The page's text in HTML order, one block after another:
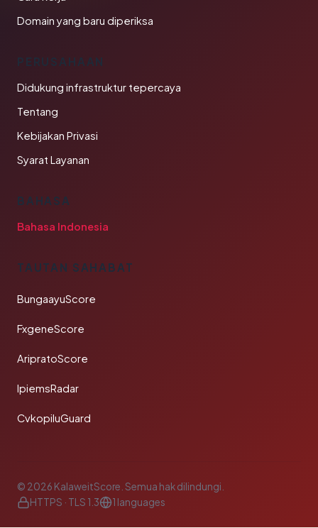
Domain yang baru diperiksa
PERUSAHAAN
Didukung infrastruktur tepercaya
Tentang
Kebijakan Privasi
Syarat Layanan
BAHASA
Bahasa Indonesia
TAUTAN SAHABAT
BungaayuScore
FxgeneScore
AripratoScore
IpiemsRadar
CvkopiluGuard
© 2026 KalaweitScore. Semua hak dilindungi.
HTTPS · TLS 1.3
1 languages